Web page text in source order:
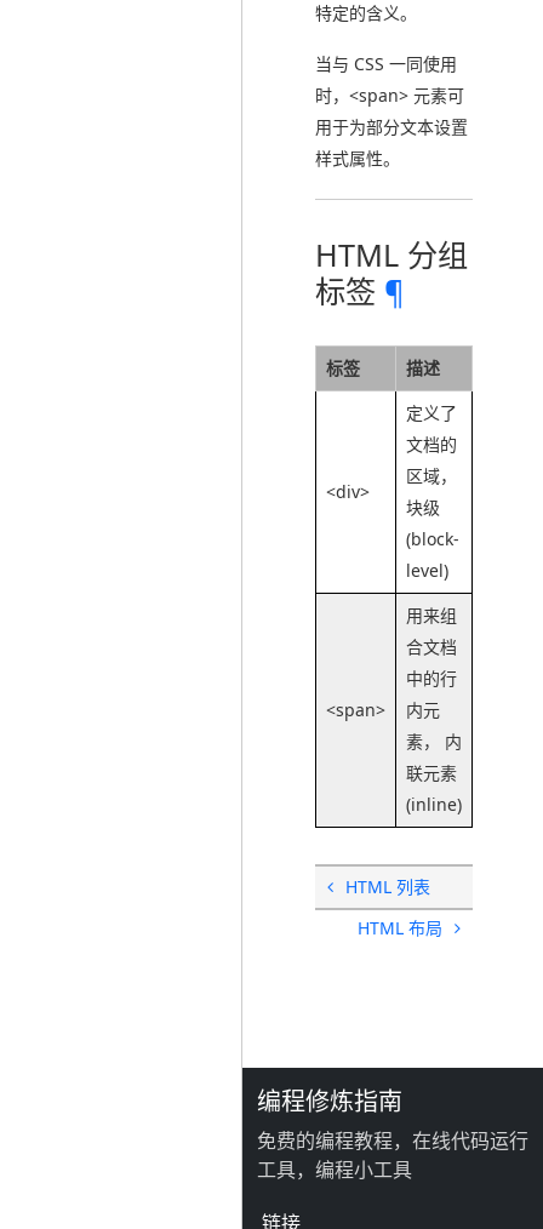
特定的含义。
当与 CSS 一同使用
时，<span> 元素可
用于为部分文本设置
样式属性。
HTML 分组
标签 ¶
标签 描述
<div>
定义了
文档的
区域，
块级
(block-
level)
<span>
用来组
合文档
中的行
内元
素， 内
联元素
(inline)
HTML 列表
HTML 布局
编程修炼指南
免费的编程教程，在线代码运行
工具，编程小工具
链接